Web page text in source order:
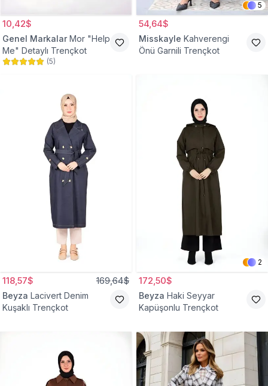
10,42$
Genel Markalar Mor "Help
Me" Detaylı Trençkot
(5)
5
54,64$
Misskayle Kahverengi
Önü Garnili Trençkot
118,57$ 169,64$
Beyza Lacivert Denim
Kuşaklı Trençkot
2
172,50$
Beyza Haki Seyyar
Kapüşonlu Trençkot